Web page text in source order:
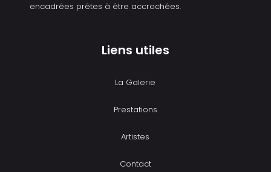
encadrées prêtes à être accrochées.
Liens utiles
La Galerie
Prestations
Artistes
Contact